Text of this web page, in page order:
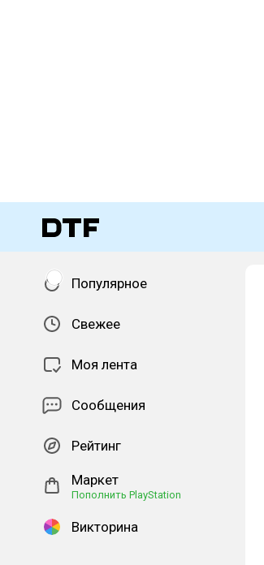
Популярное
Свежее
Моя лента
Сообщения
Рейтинг
Маркет
Пополнить PlayStation
Викторина